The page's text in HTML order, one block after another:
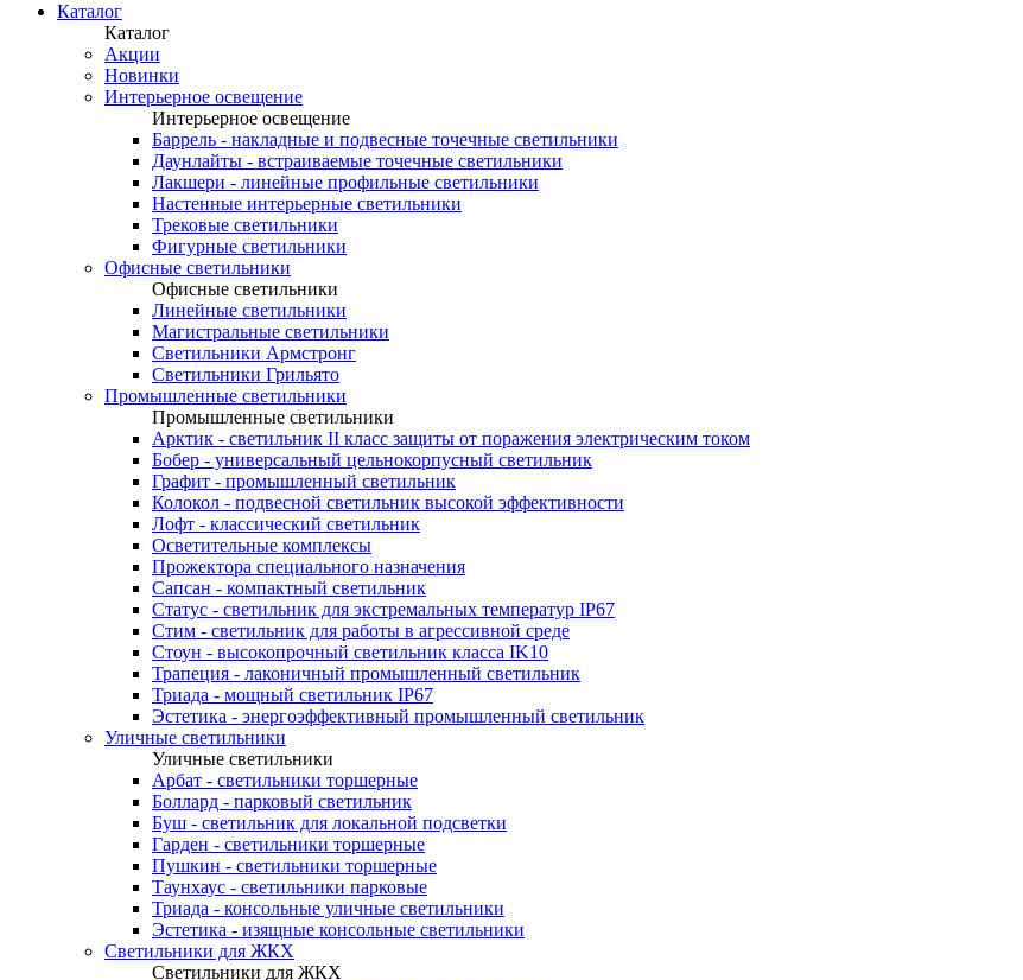
Каталог
Каталог
Акции
Новинки
Интерьерное освещение
Интерьерное освещение
Баррель - накладные и подвесные точечные светильники
Даунлайты - встраиваемые точечные светильники
Лакшери - линейные профильные светильники
Настенные интерьерные светильники
Трековые светильники
Фигурные светильники
Офисные светильники
Офисные светильники
Линейные светильники
Магистральные светильники
Светильники Армстронг
Светильники Грильято
Промышленные светильники
Промышленные светильники
Арктик - светильник II класс защиты от поражения электрическим током
Бобер - универсальный цельнокорпусный светильник
Графит - промышленный светильник
Колокол - подвесной светильник высокой эффективности
Лофт - классический светильник
Осветительные комплексы
Прожектора специального назначения
Сапсан - компактный светильник
Статус - светильник для экстремальных температур IP67
Стим - светильник для работы в агрессивной среде
Стоун - высокопрочный светильник класса IK10
Трапеция - лаконичный промышленный светильник
Триада - мощный светильник IP67
Эстетика - энергоэффективный промышленный светильник
Уличные светильники
Уличные светильники
Арбат - светильники торшерные
Боллард - парковый светильник
Буш - светильник для локальной подсветки
Гарден - светильники торшерные
Пушкин - светильники торшерные
Таунхаус - светильники парковые
Триада - консольные уличные светильники
Эстетика - изящные консольные светильники
Светильники для ЖКХ
Светильники для ЖКХ